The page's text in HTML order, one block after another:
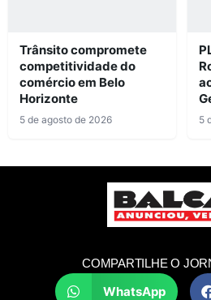
Trânsito compromete
competitividade do
comércio em Belo
Horizonte
5 de agosto de 2026 5
COMPARTILHE O
WhatsApp